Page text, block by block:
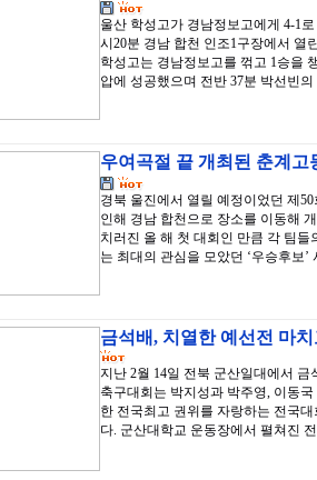
울산 학성고가 경남정보고에게 4-1
시20분 경남 합천 인조1구장에서 열
학성고는 경남정보고를 꺾고 1승을
압에 성공했으며 전반 37분 박선빈
우여곡절 끝 개최된 춘계
경북 울진에서 열릴 예정이었던 제
인해 경남 합천으로 장소를 이동해
치러진 올 해 첫 대회인 만큼 각 팀
는 최대의 관심을 모았던 ‘우승후보
금석배, 치열한 예선전 마
지난 2월 14일 전북 군산일대에서
축구대회는 박지성과 박주영, 이동
한 전국최고 권위를 자랑하는 전국
다. 군산대학교 운동장에서 펼쳐진